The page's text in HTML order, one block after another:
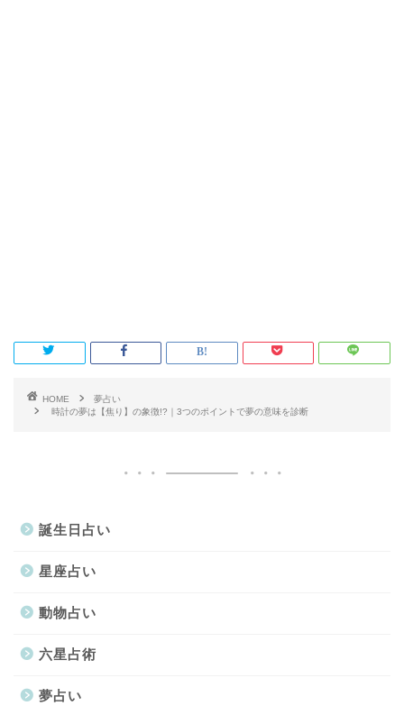
HOME
夢占い
時計の夢は【焦り】の象徴!?｜3つのポイントで夢の意味を診断
誕生日占い
星座占い
動物占い
六星占術
夢占い